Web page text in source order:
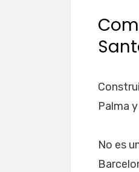
Palma
No es